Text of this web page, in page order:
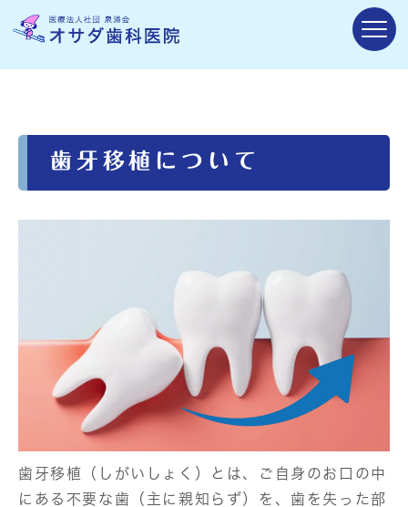
歯牙移植について
歯牙移植（しがいしょく）とは、ご自身のお口の中
にある不要な歯（主に親知らず）を、歯を失った部